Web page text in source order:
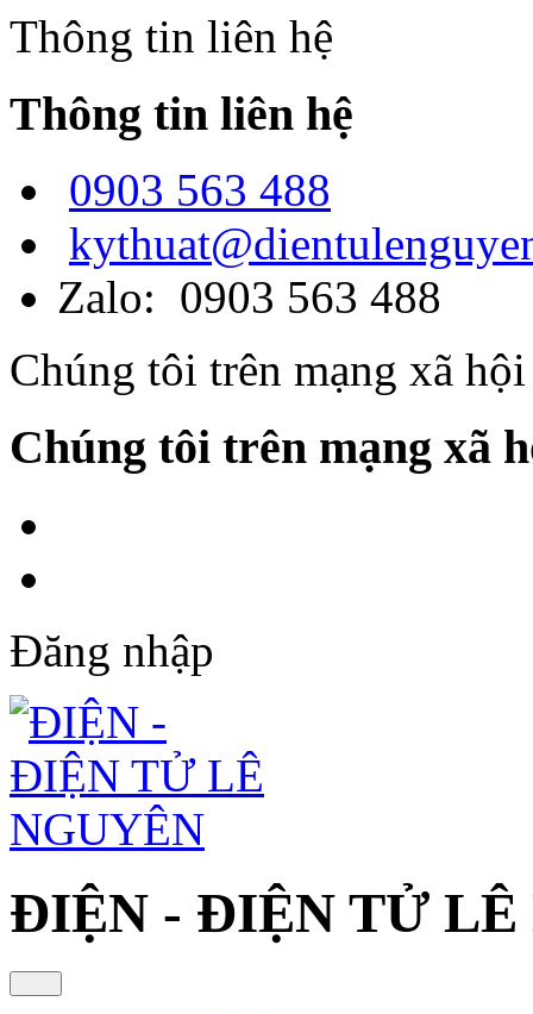
Thông tin liên hệ
Thông tin liên hệ
0903 563 488
Zalo: 0903 563 488
Chúng tôi trên mạng xã hội
Chúng tôi trên mạng xã
Đăng nhập
ĐIỆN - ĐIỆN TỬ LÊ